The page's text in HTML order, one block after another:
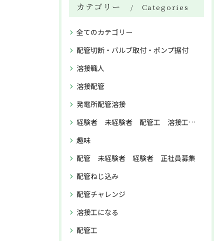
カテゴリー Categories
全てのカテゴリー
配管切断・バルブ取付・ポンプ据付
溶接職人
溶接配管
発電所配管溶接
経験者 未経験者 配管工 溶接工 正社員募集
趣味
配管 未経験者 経験者 正社員募集
配管ねじ込み
配管チャレンジ
溶接工になる
配管工